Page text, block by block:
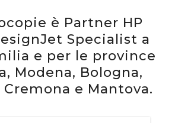
è Partner HP
Specialist a
e per le province
Modena, Bologna,
Cremona e Mantova.